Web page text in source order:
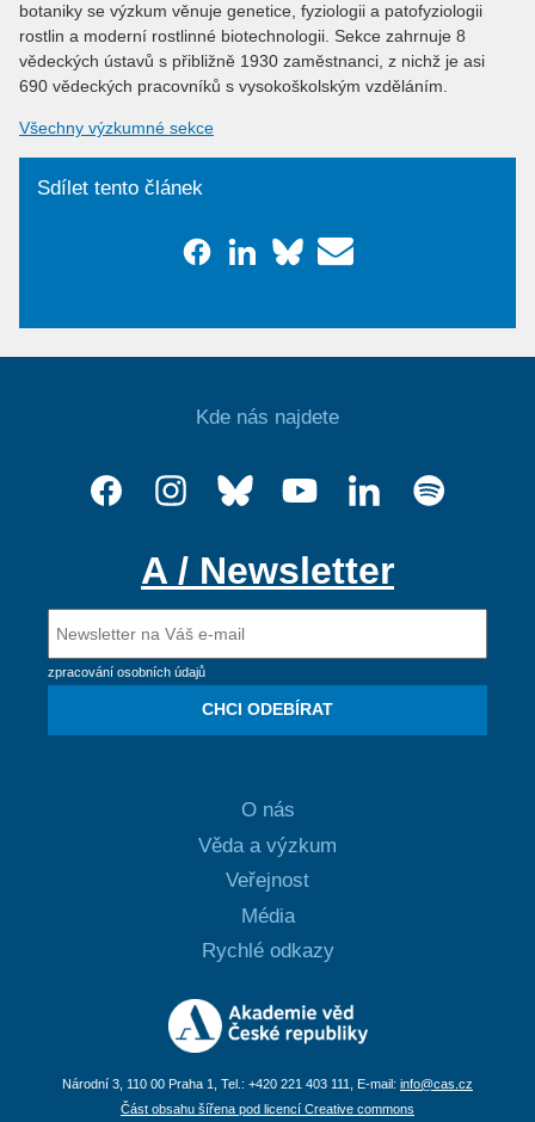
botaniky se výzkum věnuje genetice, fyziologii a patofyziologii
rostlin a moderní rostlinné biotechnologii. Sekce zahrnuje 8
vědeckých ústavů s přibližně 1930 zaměstnanci, z nichž je asi
690 vědeckých pracovníků s vysokoškolským vzděláním.
Všechny výzkumné sekce
Sdílet tento článek
Kde nás najdete
A / Newsletter
zpracování osobních údajů
CHCI ODEBÍRAT
O nás
Věda a výzkum
Veřejnost
Média
Rychlé odkazy
Národní 3, 110 00 Praha 1, Tel.: +420 221 403 111, E-mail: info@cas.cz
Část obsahu šířena pod licencí Creative commons